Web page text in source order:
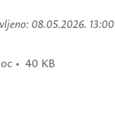
: 08.05.2026. 13:00
• 40 KB